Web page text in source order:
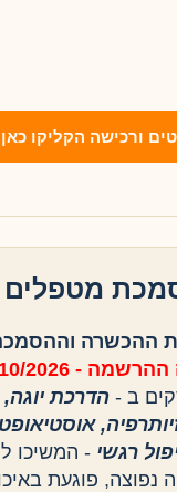
ורכישה הקליקו כאן
מטפלים
ההכשרה וההסמכה
- 15/10/2026
ב - הדרכת יוגה,
רגשי- המשיכו
נפוצה, פוגעת